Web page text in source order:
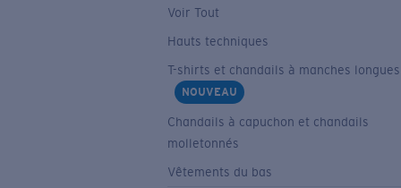
Voir Tout
Hauts techniques
T-shirts et chandails à manches longues
NOUVEAU
Chandails à capuchon et chandails
molletonnés
Vêtements du bas